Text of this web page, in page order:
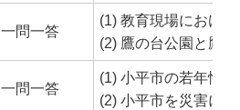
一問一答
(1) 教育現場におけ
(2) 鷹の台公園と鷹
一問一答
(1) 小平市の若年性
(2) 小平市を災害に